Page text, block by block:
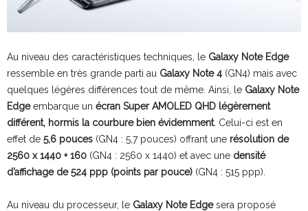
Au niveau des caractéristiques techniques, le Galaxy Note Edge
ressemble en très grande parti au Galaxy Note 4 (GN4) mais avec
quelques légères différences tout de même. Ainsi, le Galaxy Note
Edgeembarque un écran Super AMOLED QHD légèrement
différent, hormis la courbure bien évidemment. Celui-ci est en
effet de 5,6 pouces (GN4 : 5,7 pouces) offrant une résolution de
2560 x 1440 + 160 (GN4 : 2560 x 1440) et avec une densité
d’affichage de 524 ppp (points par pouce) (GN4 : 515 ppp).
Au niveau du processeur, le Galaxy Note Edgesera proposé